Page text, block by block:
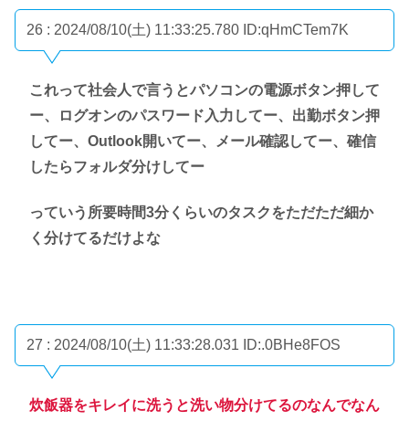
26 : 2024/08/10(土) 11:33:25.780 ID:qHmCTem7K
これって社会人で言うとパソコンの電源ボタン押して
ー、ログオンのパスワード入力してー、出勤ボタン押
してー、Outlook開いてー、メール確認してー、確信
したらフォルダ分けしてー
っていう所要時間3分くらいのタスクをただただ細か
く分けてるだけよな
27 : 2024/08/10(土) 11:33:28.031 ID:.0BHe8FOS
炊飯器をキレイに洗うと洗い物分けてるのなんでなん